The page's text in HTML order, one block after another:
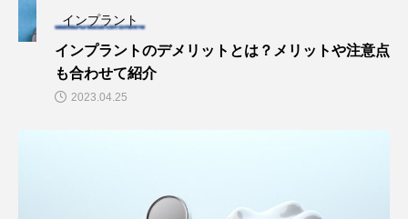
インプラント
インプラントのデメリットとは？メリットや注意点
も合わせて紹介
2023.04.25